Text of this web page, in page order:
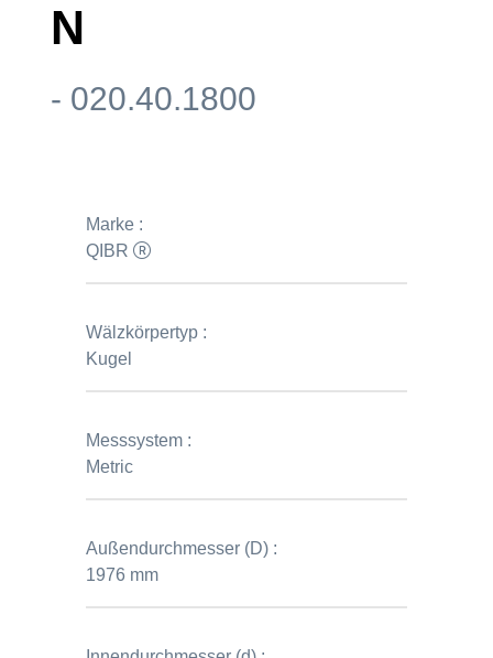
N
- 020.40.1800
Marke :
QIBR
Wälzkörpertyp :
Kugel
Messsystem :
Metric
Außendurchmesser (D) :
1976 mm